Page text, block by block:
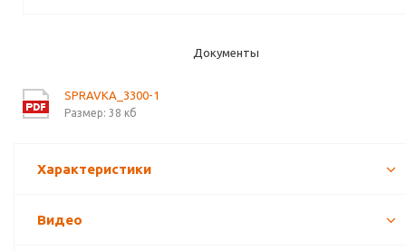
Документы
SPRAVKA_3300-1
Размер: 38 кб
Характеристики
Видео